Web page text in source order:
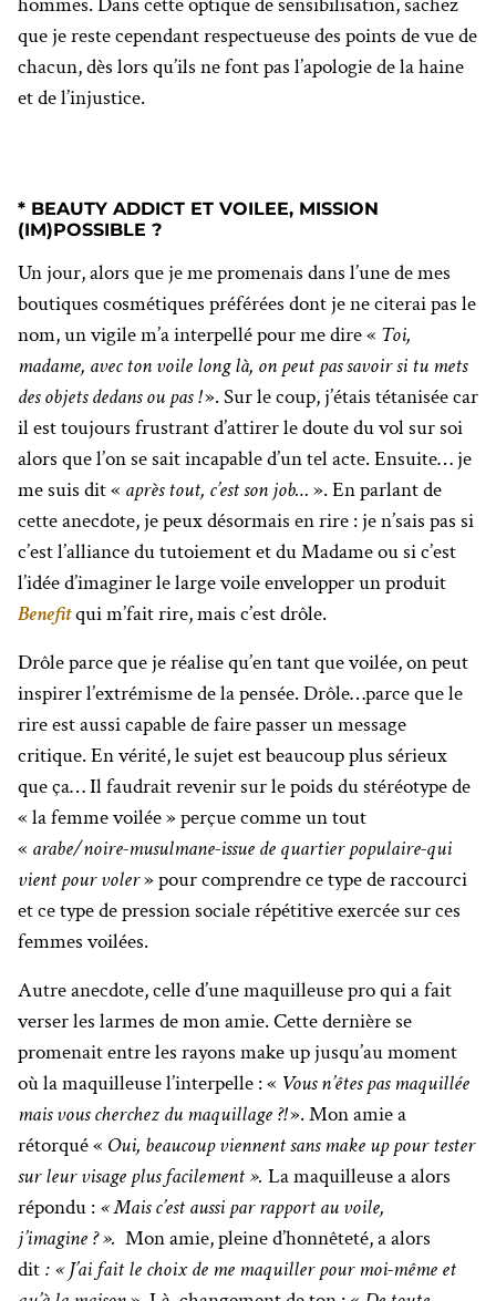
que je reste cependant respectueuse des points de vue de
chacun, dès lors qu’ils ne font pas l’apologie de la haine
et de l’injustice.
* BEAUTY ADDICT ET VOILEE, MISSION
(IM)POSSIBLE ?
Un jour, alors que je me promenais dans l’une de mes
boutiques cosmétiques préférées dont je ne citerai pas le
nom, un vigile m’a interpellé pour me dire « Toi,
madame, avec ton voile long là, on peut pas savoir si tu mets
des objets dedans ou pas !». Sur le coup, j’étais tétanisée car
il est toujours frustrant d’attirer le doute du vol sur soi
alors que l’on se sait incapable d’un tel acte. Ensuite… je
me suis dit « après tout, c’est son job… ». En parlant de
cette anecdote, je peux désormais en rire : je n’sais pas si
c’est l’alliance du tutoiement et du Madameou si c’est
l’idée d’imaginer le large voile envelopper un produit
Benefitqui m’fait rire, mais c’est drôle.
Drôle parce que je réalise qu’en tant que voilée, on peut
inspirer l’extrémisme de la pensée. Drôle…parce que le
rire est aussi capable de faire passer un message
critique.En vérité, le sujet est beaucoup plus sérieux
que ça… Il faudrait revenir sur le poids du stéréotype de
« la femme voilée » perçue comme un tout
« arabe/noire-musulmane-issue de quartier populaire-qui
vient pour voler» pour comprendre ce type de raccourci
et ce type de pression sociale répétitive exercée sur ces
femmes voilées.
Autre anecdote, celle d’une maquilleuse pro qui a fait
verser les larmes de mon amie. Cette dernière se
promenait entre les rayons make up jusqu’au moment
où la maquilleuse l’interpelle : « Vous n’êtes pas maquillée
mais vous cherchez du maquillage ?!». Mon amie a
rétorqué « Oui, beaucoup viennent sans make up pour tester
sur leur visage plus facilement ». La maquilleuse a alors
répondu : « Mais c’est aussi par rapport au voile,
j’imagine ? ». Mon amie, pleine d’honnêteté, a alors
dit : « J’ai fait le choix de me maquiller pour moi-même et